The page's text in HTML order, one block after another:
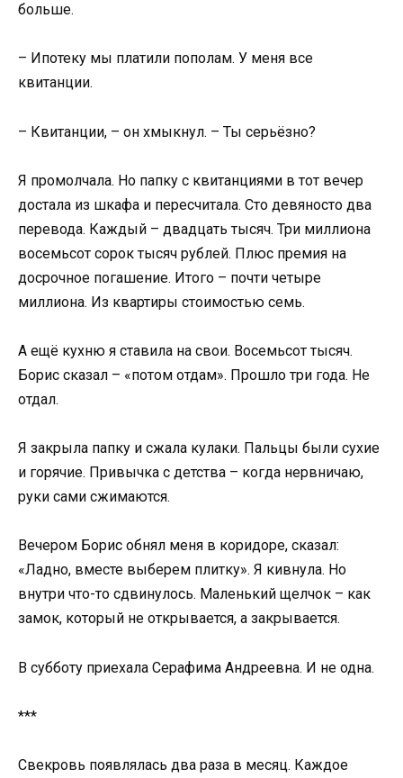
больше.
– Ипотеку мы платили пополам. У меня все
квитанции.
– Квитанции, – он хмыкнул. – Ты серьёзно?
Я промолчала. Но папку с квитанциями в тот вечер
достала из шкафа и пересчитала. Сто девяносто два
перевода. Каждый – двадцать тысяч. Три миллиона
восемьсот сорок тысяч рублей. Плюс премия на
досрочное погашение. Итого – почти четыре
миллиона. Из квартиры стоимостью семь.
А ещё кухню я ставила на свои. Восемьсот тысяч.
Борис сказал – «потом отдам». Прошло три года. Не
отдал.
Я закрыла папку и сжала кулаки. Пальцы были сухие
и горячие. Привычка с детства – когда нервничаю,
руки сами сжимаются.
Вечером Борис обнял меня в коридоре, сказал:
«Ладно, вместе выберем плитку». Я кивнула. Но
внутри что-то сдвинулось. Маленький щелчок – как
замок, который не открывается, а закрывается.
В субботу приехала Серафима Андреевна. И не одна.
***
Свекровь появлялась два раза в месяц. Каждое